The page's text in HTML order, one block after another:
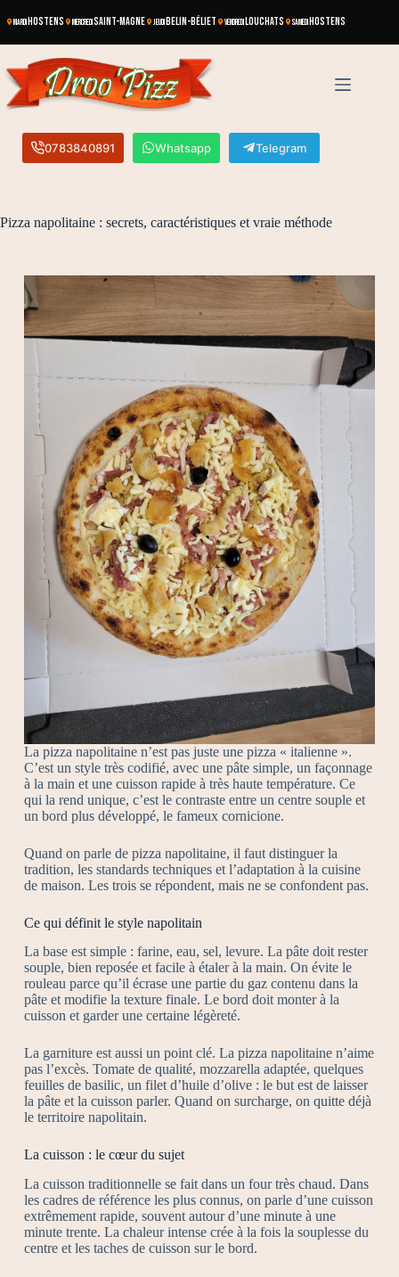
MARDIHOSTENS MERCREDISAINT-MAGNE JEUDIBELIN-BÉLIET VENDREDILOUCHATS SAMEDIHOSTENS
0783840891 Whatsapp Telegram
Pizza napolitaine : secrets, caractéristiques et vraie méthode
La pizza napolitaine n’est pas juste une pizza « italienne ».
C’est un style très codifié, avec une pâte simple, un façonnage
à la main et une cuisson rapide à très haute température. Ce
qui la rend unique, c’est le contraste entre un centre souple et
un bord plus développé, le fameux cornicione.
Quand on parle de pizza napolitaine, il faut distinguer la
tradition, les standards techniques et l’adaptation à la cuisine
de maison. Les trois se répondent, mais ne se confondent pas.
Ce qui définit le style napolitain
La base est simple : farine, eau, sel, levure. La pâte doit rester
souple, bien reposée et facile à étaler à la main. On évite le
rouleau parce qu’il écrase une partie du gaz contenu dans la
pâte et modifie la texture finale. Le bord doit monter à la
cuisson et garder une certaine légèreté.
La garniture est aussi un point clé. La pizza napolitaine n’aime
pas l’excès. Tomate de qualité, mozzarella adaptée, quelques
feuilles de basilic, un filet d’huile d’olive : le but est de laisser
la pâte et la cuisson parler. Quand on surcharge, on quitte déjà
le territoire napolitain.
La cuisson : le cœur du sujet
La cuisson traditionnelle se fait dans un four très chaud. Dans
les cadres de référence les plus connus, on parle d’une cuisson
extrêmement rapide, souvent autour d’une minute à une
minute trente. La chaleur intense crée à la fois la souplesse du
centre et les taches de cuisson sur le bord.